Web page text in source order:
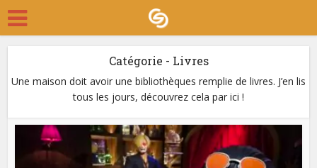
Catégorie - Livres
Une maison doit avoir une bibliothèques remplie de livres. J’en lis
tous les jours, découvrez cela par ici !